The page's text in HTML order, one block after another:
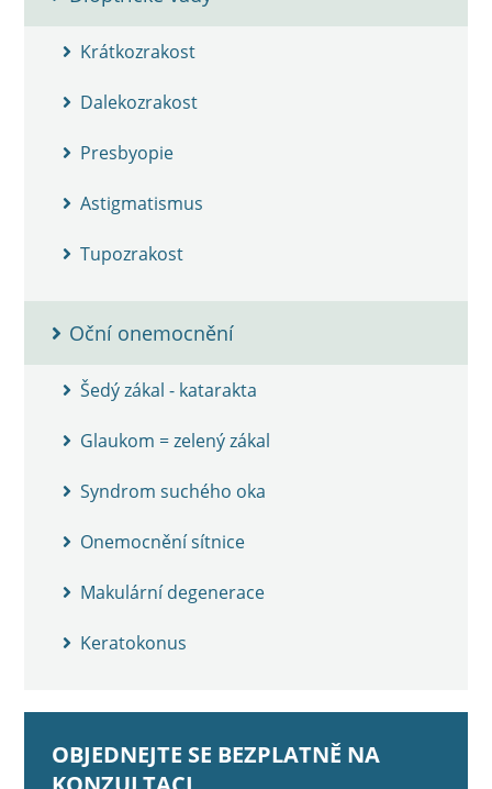
Krátkozrakost
Dalekozrakost
Presbyopie
Astigmatismus
Tupozrakost
Oční onemocnění
Šedý zákal - katarakta
Glaukom = zelený zákal
Syndrom suchého oka
Onemocnění sítnice
Makulární degenerace
Keratokonus
OBJEDNEJTE SE BEZPLATNĚ NA